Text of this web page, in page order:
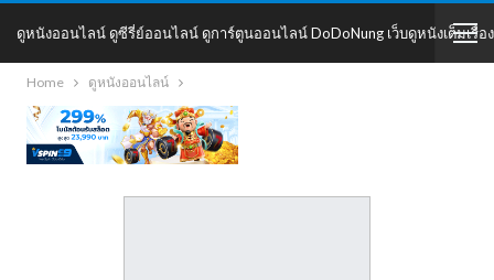
ดูหนังออนไลน์ ดูซีรี่ย์ออนไลน์ ดูการ์ตูนออนไลน์ DoDoNung เว็บดูหนังเต็มเรื่อง
DoDoNung
Home ดูหนังออนไลน์